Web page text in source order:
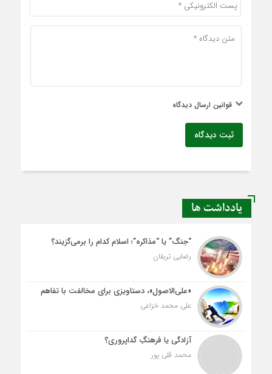
قوانین ارسال دیدگاه
ثبت دیدگاه
یادداشت ها
“جنگ” یا “مذاکره”؛ اسلام کدام را برمی‌گزیند؟
رضایی تربقان
«علی‌الاصول»، دستاویزی برای مخالفت با تفاهم
علی محمد خزاعی
آزادگی یا فرهنگِ گداپروری؟
محمد قلی پور